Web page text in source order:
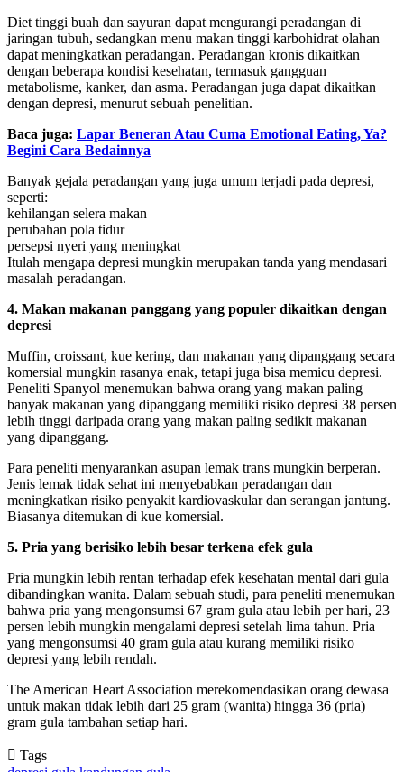
Diet tinggi buah dan sayuran dapat mengurangi peradangan di
jaringan tubuh, sedangkan menu makan tinggi karbohidrat olahan
dapat meningkatkan peradangan. Peradangan kronis dikaitkan
dengan beberapa kondisi kesehatan, termasuk gangguan
metabolisme, kanker, dan asma. Peradangan juga dapat dikaitkan
dengan depresi, menurut sebuah penelitian.
Baca juga: Lapar Beneran Atau Cuma Emotional Eating, Ya?
Begini Cara Bedainnya
Banyak gejala peradangan yang juga umum terjadi pada depresi,
seperti:
kehilangan selera makan
perubahan pola tidur
persepsi nyeri yang meningkat
Itulah mengapa depresi mungkin merupakan tanda yang mendasari
masalah peradangan.
4. Makan makanan panggang yang populer dikaitkan dengan
depresi
Muffin, croissant, kue kering, dan makanan yang dipanggang secara
komersial mungkin rasanya enak, tetapi juga bisa memicu depresi.
Peneliti Spanyol menemukan bahwa orang yang makan paling
banyak makanan yang dipanggang memiliki risiko depresi 38 persen
lebih tinggi daripada orang yang makan paling sedikit makanan
yang dipanggang.
Para peneliti menyarankan asupan lemak trans mungkin berperan.
Jenis lemak tidak sehat ini menyebabkan peradangan dan
meningkatkan risiko penyakit kardiovaskular dan serangan jantung.
Biasanya ditemukan di kue komersial.
5. Pria yang berisiko lebih besar terkena efek gula
Pria mungkin lebih rentan terhadap efek kesehatan mental dari gula
dibandingkan wanita. Dalam sebuah studi, para peneliti menemukan
bahwa pria yang mengonsumsi 67 gram gula atau lebih per hari, 23
persen lebih mungkin mengalami depresi setelah lima tahun. Pria
yang mengonsumsi 40 gram gula atau kurang memiliki risiko
depresi yang lebih rendah.
The American Heart Association merekomendasikan orang dewasa
untuk makan tidak lebih dari 25 gram (wanita) hingga 36 (pria)
gram gula tambahan setiap hari.
Tags